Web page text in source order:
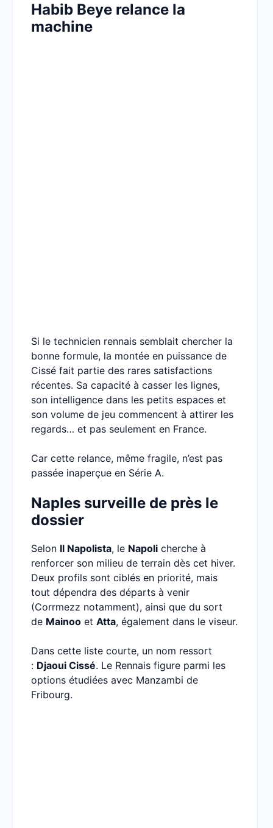
Habib Beye relance la
machine
Si le technicien rennais semblait chercher la
bonne formule, la montée en puissance de
Cissé fait partie des rares satisfactions
récentes. Sa capacité à casser les lignes,
son intelligence dans les petits espaces et
son volume de jeu commencent à attirer les
regards… et pas seulement en France.
Car cette relance, même fragile, n’est pas
passée inaperçue en Série A.
Naples surveille de près le
dossier
Selon Il Napolista, le Napoli cherche à
renforcer son milieu de terrain dès cet hiver.
Deux profils sont ciblés en priorité, mais
tout dépendra des départs à venir
(Corrmezz notamment), ainsi que du sort
de Mainoo et Atta, également dans le viseur.
Dans cette liste courte, un nom ressort
: Djaoui Cissé. Le Rennais figure parmi les
options étudiées avec Manzambi de
Fribourg.